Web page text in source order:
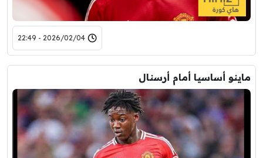
2026/02/04 - 22:49
ماينو أساسيا أمام أرسنال